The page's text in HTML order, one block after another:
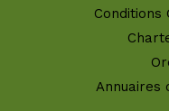
Conditions
Annuaires